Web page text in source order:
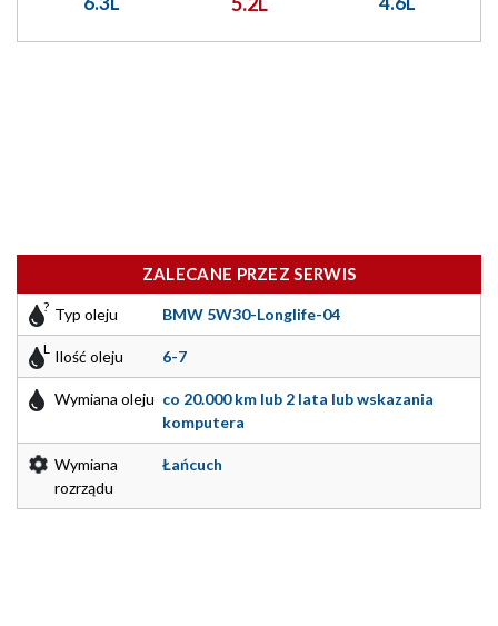
ZALECANE PRZEZ SERWIS
Typ oleju BMW 5W30-Longlife-04
Ilość oleju 6-7
Wymiana oleju co 20.000 km lub 2 lata lub wskazania
komputera
Wymiana
rozrządu
Łańcuch